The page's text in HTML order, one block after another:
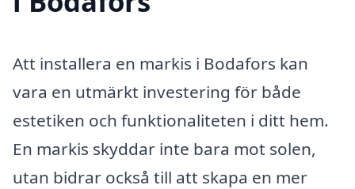
Att installera en markis i Bodafors kan
vara en utmärkt investering för både
estetiken och funktionaliteten i ditt hem.
En markis skyddar inte bara mot solen,
utan bidrar också till att skapa en mer